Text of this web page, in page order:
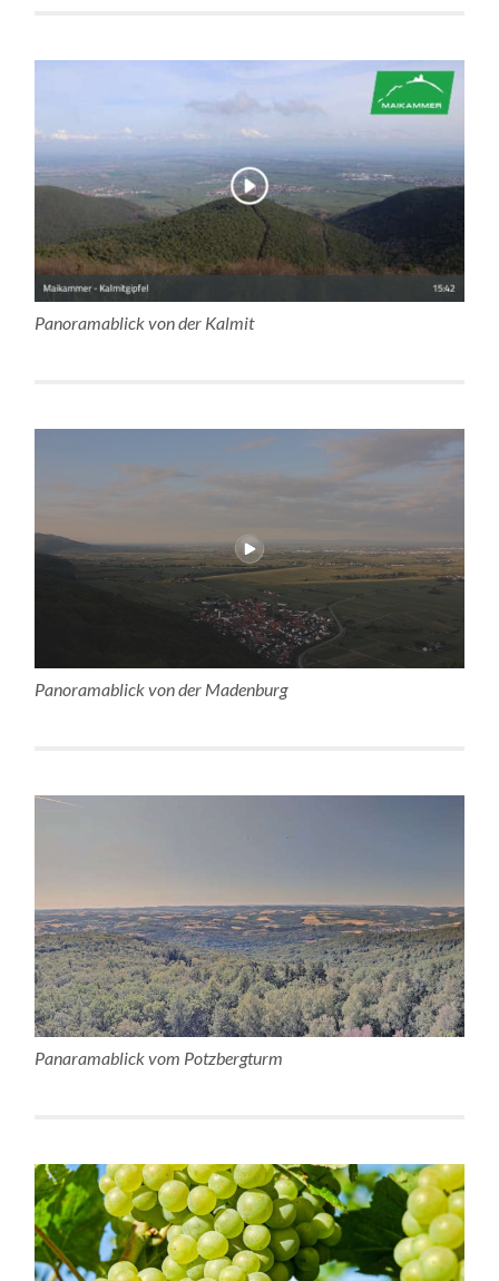
Panoramablick von der Kalmit
Panoramablick von der Madenburg
Panaramablick vom Potzbergturm